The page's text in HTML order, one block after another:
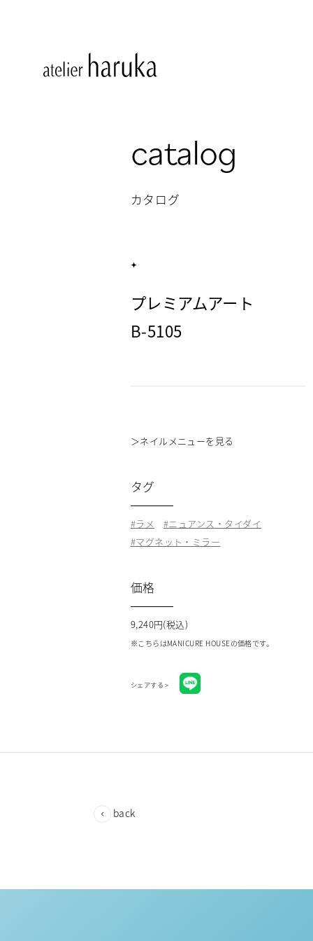
catalog
カタログ
プレミアムアート
B-5105
＞ネイルメニューを見る
タグ
ラメ
ニュアンス・タイダイ
マグネット・ミラー
価格
9,240円(税込)
※こちらはMANICURE HOUSEの価格です。
シェアする >
back